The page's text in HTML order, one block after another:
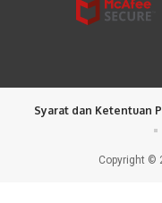
Copyright ©
Syarat dan Ketentuan